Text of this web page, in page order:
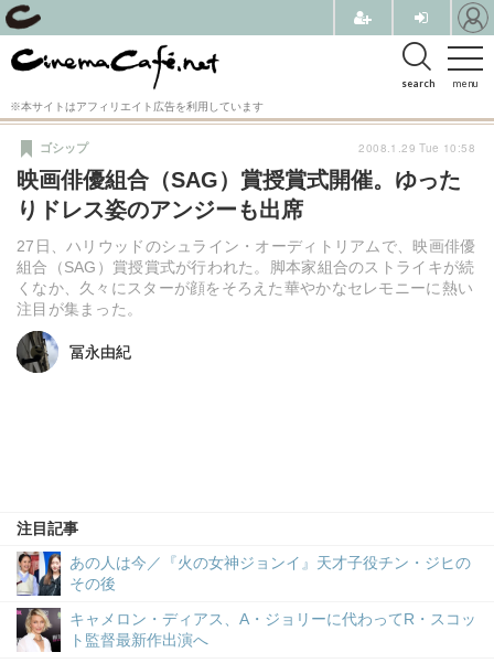
menu
search
※本サイトはアフィリエイト広告を利用しています
映画俳優組合（SAG）賞授賞式開催。ゆった
りドレス姿のアンジーも出席
27日、ハリウッドのシュライン・オーディトリアムで、映画俳優
組合（SAG）賞授賞式が行われた。脚本家組合のストライキが続
くなか、久々にスターが顔をそろえた華やかなセレモニーに熱い
注目が集まった。
ゴシップ
冨永由紀
冨永由紀
注目記事
あの人は今／『火の女神ジョンイ』天才子役チン・ジヒの
その後
キャメロン・ディアス、A・ジョリーに代わってR・スコッ
ト監督最新作出演へ
2008.1.29 Tue 10:58